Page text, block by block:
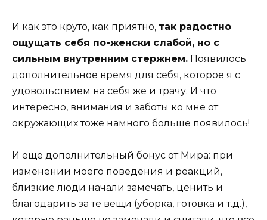
И как это круто, как приятно, так радостно
ощущать себя по-женски слабой, но с
сильным внутренним стержнем. Появилось
дополнительное время для себя, которое я с
удовольствием на себя же и трачу. И что
интересно, внимания и заботы ко мне от
окружающих тоже намного больше появилось!
И еще дополнительный бонус от Мира: при
изменении моего поведения и реакций,
близкие люди начали замечать, ценить и
благодарить за те вещи (уборка, готовка и т.д.),